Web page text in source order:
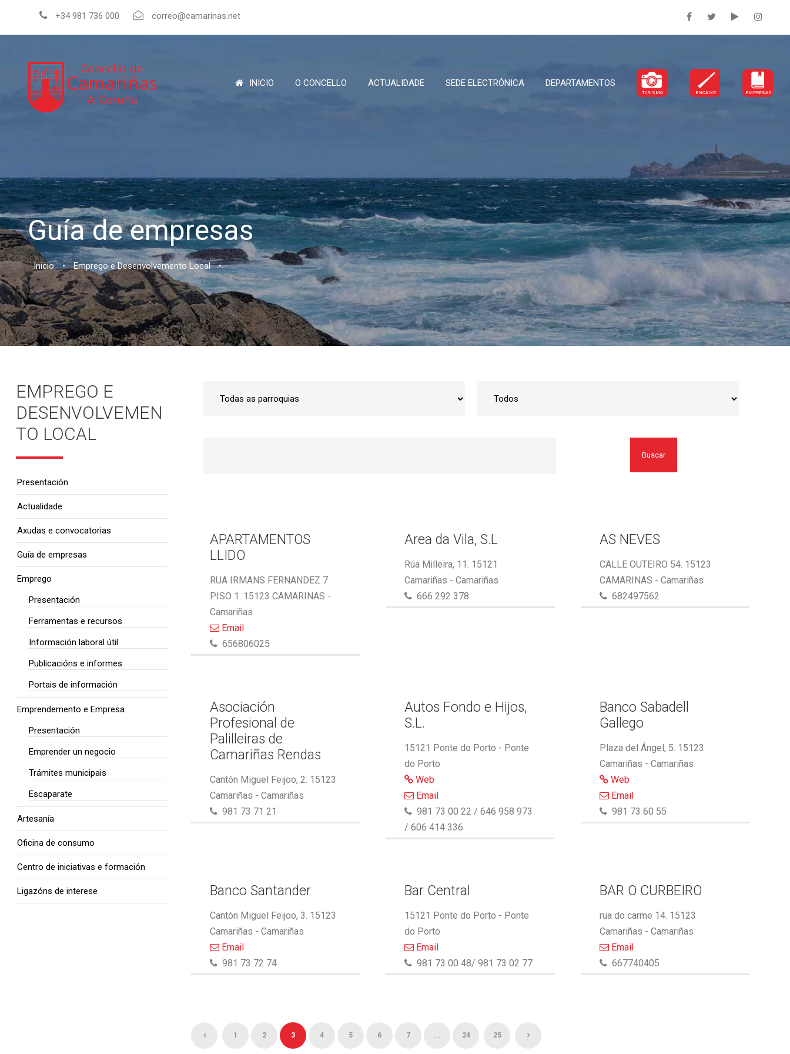
+34 981 736 000 correo@camarinas.net
INICIO O CONCELLO ACTUALIDADE SEDE ELECTRÓNICA DEPARTAMENTOS
TURISMO ENCAIXE EMPRESAS
Guía de empresas
Inicio • Emprego e Desenvolvemento Local •
Buscar
APARTAMENTOS
LLIDO
RUA IRMANS FERNANDEZ 7
PISO 1. 15123 CAMARINAS -
Camariñas
Email
656806025
Area da Vila, S.L
Rúa Milleira, 11. 15121
Camariñas - Camariñas
666 292 378
AS NEVES
CALLE OUTEIRO 54. 15123
CAMARINAS - Camariñas
682497562
Asociación
Profesional de
Palilleiras de
Camariñas Rendas
Cantón Miguel Feijoo, 2. 15123
Camariñas - Camariñas
981 73 71 21
Autos Fondo e Hijos,
S.L.
15121 Ponte do Porto - Ponte
do Porto
Web
Email
981 73 00 22 / 646 958 973
/ 606 414 336
Banco Sabadell
Gallego
Plaza del Ángel, 5. 15123
Camariñas - Camariñas
Web
Email
981 73 60 55
Banco Santander
Cantón Miguel Feijoo, 3. 15123
Camariñas - Camariñas
Email
981 73 72 74
Bar Central
15121 Ponte do Porto - Ponte
do Porto
Email
981 73 00 48/ 981 73 02 77
BAR O CURBEIRO
rua do carme 14. 15123
Camariñas - Camariñas
Email
667740405
1 2 3 4 5 6 7 ... 24 25
EMPREGO E
DESENVOLVEMEN
TO LOCAL
Presentación
Actualidade
Axudas e convocatorias
Guía de empresas
Emprego
Presentación
Ferramentas e recursos
Información laboral útil
Publicacións e informes
Portais de información
Emprendemento e Empresa
Presentación
Emprender un negocio
Trámites municipais
Escaparate
Artesanía
Oficina de consumo
Centro de iniciativas e formación
Ligazóns de interese